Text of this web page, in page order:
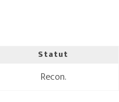
Statut
Recon.